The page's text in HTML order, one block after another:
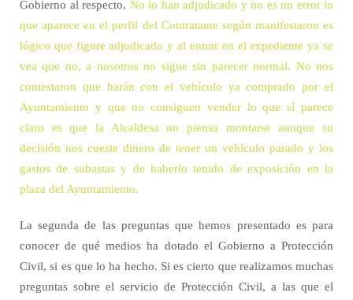
Gobierno al respecto. No lo han adjudicado y no es un error lo
que aparece en el perfil del Contratante según manifestaron es
lógico que figure adjudicado y al entrar en el expediente ya se
vea que no, a nosotros no sigue sin parecer normal. No nos
contestaron que harán con el vehículo ya comprado por el
Ayuntamiento y que no consiguen vender lo que sí parece
claro es que la Alcaldesa no piensa montarse aunque su
decisión nos cueste dinero de tener un vehículo parado y los
gastos de subastas y de haberlo tenido de exposición en la
plaza del Ayuntamiento.
La segunda de las preguntas que hemos presentado es para
conocer de qué medios ha dotado el Gobierno a Protección
Civil, si es que lo ha hecho. Si es cierto que realizamos muchas
preguntas sobre el servicio de Protección Civil, a las que el